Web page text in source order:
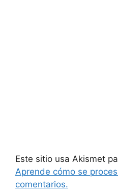
Este sitio usa Akismet
Aprende cómo se
comentarios.